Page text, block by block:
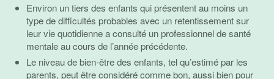
Environ un tiers des enfants qui présentent au moins un
type de difficultés probables avec un retentissement sur
leur vie quotidienne a consulté un professionnel de santé
mentale au cours de l’année précédente.
Le niveau de bien-être des enfants, tel qu’estimé par les
parents, peut être considéré comme bon, aussi bien pour